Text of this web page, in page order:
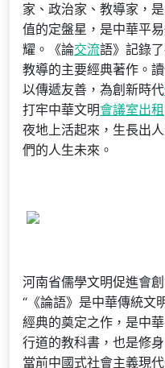
家、政治家、教導家，
值的定盤星，是中華平
耀。《論交流語》記錄
教導的主要經典著作。
以傳遞友善，為創新時代
打牢中華文明會議室出租
夜地上活起來，生長出
們的人生未來。
河南省儒學文明促進會
“《論語》是中華傳統文
經典的奠定之作，是中
行道的教科書，也是修
當前中國式社會主義現